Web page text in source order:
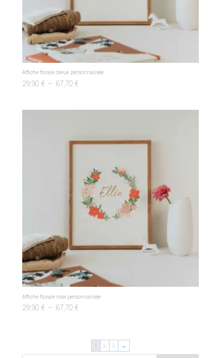
Affiche florale bleue personnalisée
29,90 € – 67,70 €Plage
67,70 €
Affiche florale rose personnalisée
29,90 € – 67,70 €Plage
29,90 €
à
1 2 3 →